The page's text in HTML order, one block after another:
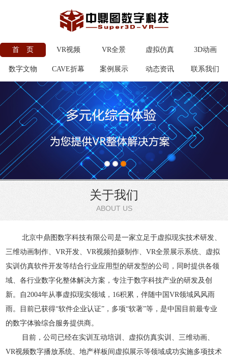
首 页 VR视频 VR全景 虚拟仿真 3D动画
数字文物 CAVE折幕 案例展示 动态资讯 联系我们
关于我们
ABOUT US
北京中鼎图数字科技有限公司是一家立足于虚拟现实技术研发、
三维动画制作、VR开发、VR视频拍摄制作 、VR全景展示系统、虚拟
实训仿真软件开发等结合行业应用型的研发型的公司，同时提供各领
域、各行业数字化整体解决方案，专注于数字科技产业的研发及创
新。
自2004年从事虚拟现实领域 ，16积累，伴随中国VR领域风风雨
雨。目前已获得“软件企业认证”， 多项“软著”等，是中国目前最专业
的数字体验综合服务提供商。
目前，公司已经在实训互动培训、虚拟仿真实训、三维动画、
VR视频数字播放系统、地产样板间虚拟展示等领域成功实施多项技术